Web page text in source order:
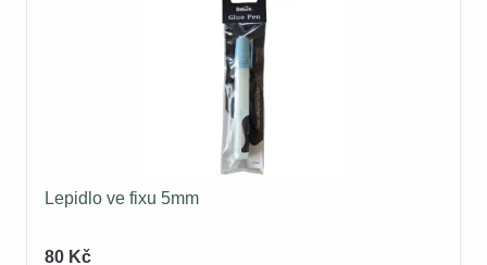
Lepidlo ve fixu 5mm
80 Kč